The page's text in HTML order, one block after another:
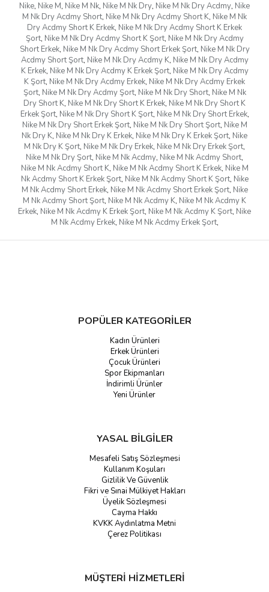
Nike, Nike M, Nike M Nk, Nike M Nk Dry, Nike M Nk Dry Acdmy, Nike
M Nk Dry Acdmy Short, Nike M Nk Dry Acdmy Short K, Nike M Nk
Dry Acdmy Short K Erkek, Nike M Nk Dry Acdmy Short K Erkek
Şort, Nike M Nk Dry Acdmy Short K Şort, Nike M Nk Dry Acdmy
Short Erkek, Nike M Nk Dry Acdmy Short Erkek Şort, Nike M Nk Dry
Acdmy Short Şort, Nike M Nk Dry Acdmy K, Nike M Nk Dry Acdmy
K Erkek, Nike M Nk Dry Acdmy K Erkek Şort, Nike M Nk Dry Acdmy
K Şort, Nike M Nk Dry Acdmy Erkek, Nike M Nk Dry Acdmy Erkek
Şort, Nike M Nk Dry Acdmy Şort, Nike M Nk Dry Short, Nike M Nk
Dry Short K, Nike M Nk Dry Short K Erkek, Nike M Nk Dry Short K
Erkek Şort, Nike M Nk Dry Short K Şort, Nike M Nk Dry Short Erkek,
Nike M Nk Dry Short Erkek Şort, Nike M Nk Dry Short Şort, Nike M
Nk Dry K, Nike M Nk Dry K Erkek, Nike M Nk Dry K Erkek Şort, Nike
M Nk Dry K Şort, Nike M Nk Dry Erkek, Nike M Nk Dry Erkek Şort,
Nike M Nk Dry Şort, Nike M Nk Acdmy, Nike M Nk Acdmy Short,
Nike M Nk Acdmy Short K, Nike M Nk Acdmy Short K Erkek, Nike M
Nk Acdmy Short K Erkek Şort, Nike M Nk Acdmy Short K Şort, Nike
M Nk Acdmy Short Erkek, Nike M Nk Acdmy Short Erkek Şort, Nike
M Nk Acdmy Short Şort, Nike M Nk Acdmy K, Nike M Nk Acdmy K
Erkek, Nike M Nk Acdmy K Erkek Şort, Nike M Nk Acdmy K Şort, Nike
M Nk Acdmy Erkek, Nike M Nk Acdmy Erkek Şort,
POPÜLER KATEGORİLER
Kadın Ürünleri
Erkek Ürünleri
Çocuk Ürünleri
Spor Ekipmanları
İndirimli Ürünler
Yeni Ürünler
YASAL BİLGİLER
Mesafeli Satış Sözleşmesi
Kullanım Koşuları
Gizlilik Ve Güvenlik
Fikri ve Sınai Mülkiyet Hakları
Üyelik Sözleşmesi
Cayma Hakkı
KVKK Aydınlatma Metni
Çerez Politikası
MÜŞTERİ HİZMETLERİ